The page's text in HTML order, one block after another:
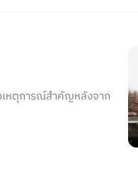
หตุการณ์สำคัญหลังจาก